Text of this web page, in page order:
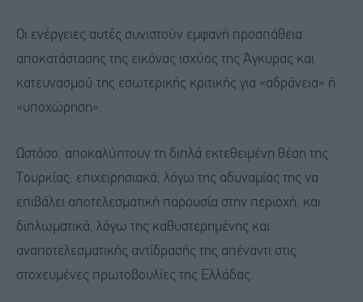
Οι ενέργειες αυτές συνιστούν εμφανή προσπάθεια
αποκατάστασης της εικόνας ισχύος της Άγκυρας και
κατευνασμού της εσωτερικής κριτικής για «αδράνεια» ή
«υποχώρηση».
Ωστόσο, αποκαλύπτουν τη διπλά εκτεθειμένη θέση της
Τουρκίας: επιχειρησιακά, λόγω της αδυναμίας της να
επιβάλει αποτελεσματική παρουσία στην περιοχή, και
διπλωματικά, λόγω της καθυστερημένης και
αναποτελεσματικής αντίδρασής της απέναντι στις
στοχευμένες πρωτοβουλίες της Ελλάδας.